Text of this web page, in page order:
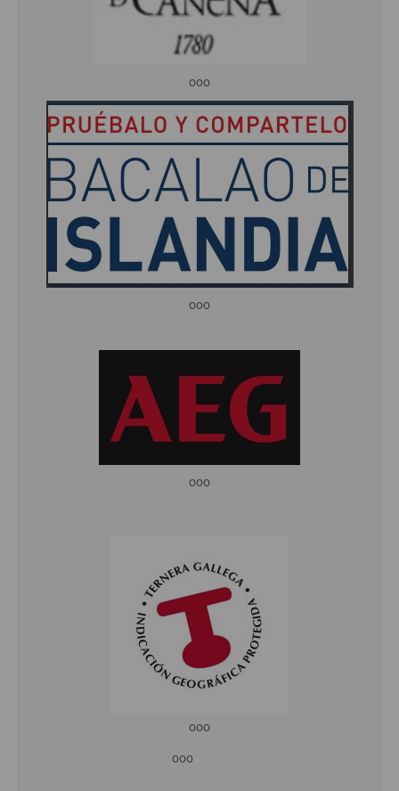
ooo
ooo
ooo
ooo
ooo